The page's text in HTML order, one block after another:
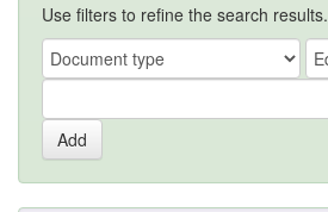
Use filters to refine the search results.